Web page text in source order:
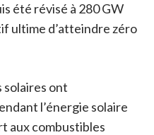
été révisé à 280 GW
ultime d’atteindre zéro
solaires ont
l’énergie solaire
aux combustibles